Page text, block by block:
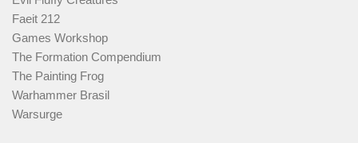
Faeit 212
Games Workshop
The Formation Compendium
The Painting Frog
Warhammer Brasil
Warsurge